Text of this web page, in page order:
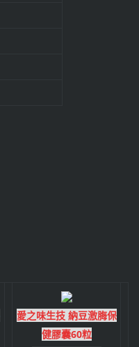
愛之味生技 納豆激脢保
健膠囊60粒